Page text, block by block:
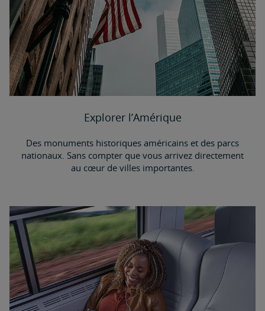
Explorer l’Amérique
Des monuments historiques américains et des parcs
nationaux. Sans compter que vous arrivez directement
au cœur de villes importantes.